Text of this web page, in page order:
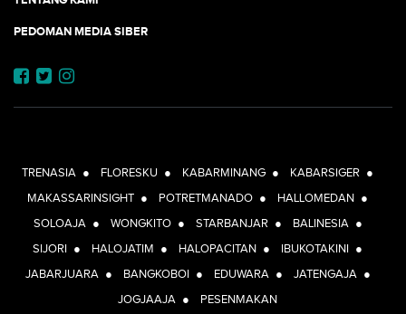
PEDOMAN MEDIA SIBER
TRENASIA ● FLORESKU ● KABARMINANG ● KABARSIGER ●
MAKASSARINSIGHT ● POTRETMANADO ● HALLOMEDAN ●
SOLOAJA ● WONGKITO ● STARBANJAR ● BALINESIA ●
SIJORI ● HALOJATIM ● HALOPACITAN ● IBUKOTAKINI ●
JABARJUARA ● BANGKOBOI ● EDUWARA ● JATENGAJA ●
JOGJAAJA ● PESENMAKAN